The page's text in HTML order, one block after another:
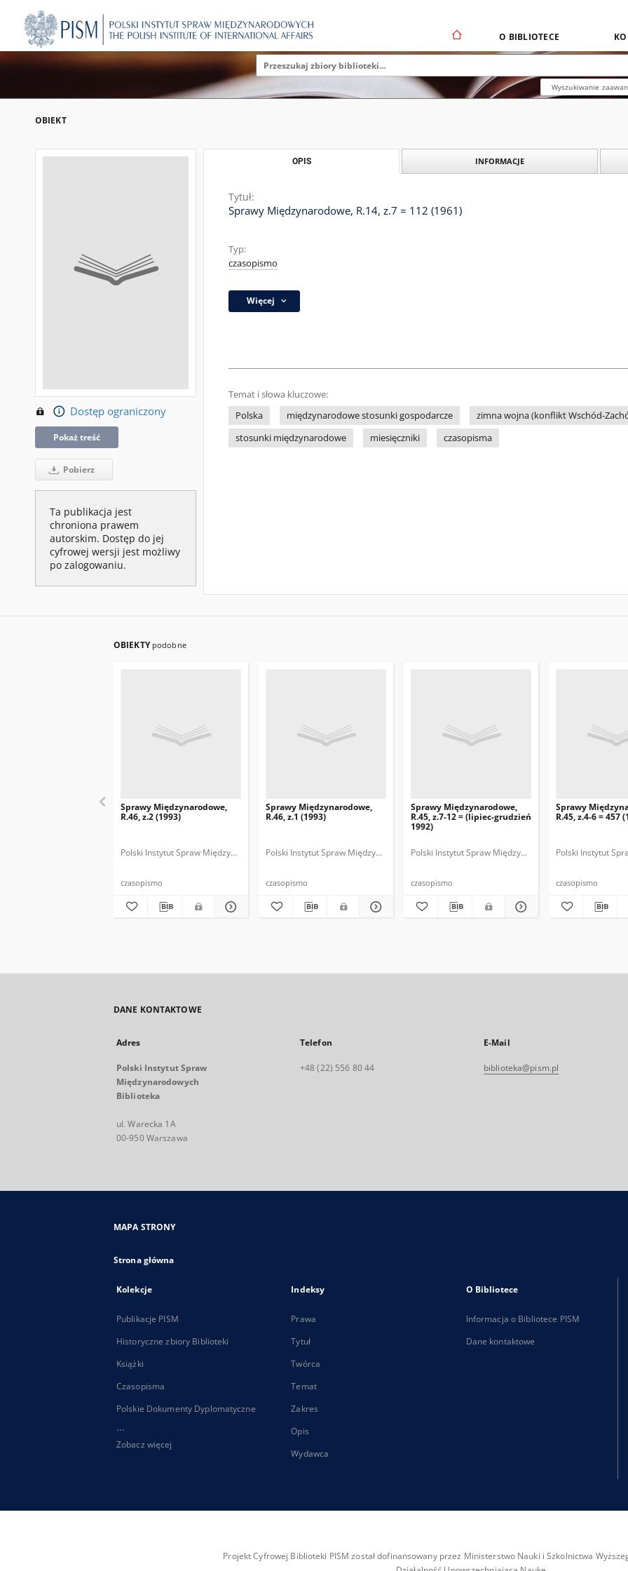
O BIBLIOTECE
Wyszukiwanie
OBIEKT
Dostęp ograniczony
Pokaż treść
Pobierz
Ta publikacja jest
chroniona prawem
autorskim. Dostęp do jej
cyfrowej wersji jest możliwy
po zalogowaniu.
OPIS INFORMACJE
Tytuł:
Sprawy Międzynarodowe, R.14, z.7 = 112 (1961)
Typ:
czasopismo
Więcej
Temat i słowa kluczowe:
Polska
międzynarodowe stosunki gospodarcze zimna wojna (konflikt Wschód-
stosunki międzynarodowe
miesięczniki czasopisma
OBIEKTY podobne
Sprawy Międzynarodowe,
R.46, z.2 (1993)
Polski Instytut Spraw Międzynarodowych. Polska Fundacja Spraw Międzynarodowych. Polska. Ministerstwo Spraw
czasopismo
Sprawy Międzynarodowe,
R.46, z.1 (1993)
Polski Instytut Spraw Międzynarodowych. Polska Fundacja Spraw Międzynarodowych.
czasopismo
Sprawy Międzynarodowe,
R.45, z.7-12 = (lipiec-grudzień
1992)
Polski Instytut Spraw Międzynarodowych. Polska
czasopismo
Sprawy
R.45, z.4-6 = 457
Polski Instytut
czasopismo
DANE KONTAKTOWE
Adres
Polski Instytut Spraw
Międzynarodowych
Biblioteka
ul. Warecka 1A
00-950 Warszawa
Telefon
+48 (22) 556 80 44
E-Mail
biblioteka@pism.pl
MAPA STRONY
Strona główna
Kolekcje
Publikacje PISM
Historyczne zbiory Biblioteki
Książki
Czasopisma
Polskie Dokumenty Dyplomatyczne
...
Zobacz więcej
Indeksy
Prawa
Tytuł
Twórca
Temat
Zakres
Opis
Wydawca
O Bibliotece
Informacja o Bibliotece PISM
Dane kontaktowe
Projekt Cyfrowej Biblioteki PISM został dofinansowany przez Ministerstwo Nauki i Szkolnictwa